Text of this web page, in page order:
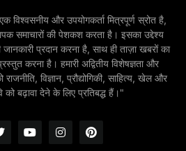
और उपयोगकर्ता मित्रपूर्ण स्रोत है,
समाचारों की पेशकश करता है। इसका उद्देश्य
जानकारी प्रदान करना है, साथ ही ताज़ा खबरों का
करना है। हमारी अद्वितीय विशेषज्ञता और
विज्ञान, प्रौद्योगिकी, साहित्य, खेल और
बढ़ावा देने के लिए प्रतिबद्ध हैं।"